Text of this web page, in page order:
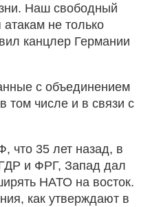
Наш свободный
не только
канцлер Германии
с объединением
том числе и в связи с
что 35 лет назад, в
и ФРГ, Запад дал
НАТО на восток.
как утверждают в